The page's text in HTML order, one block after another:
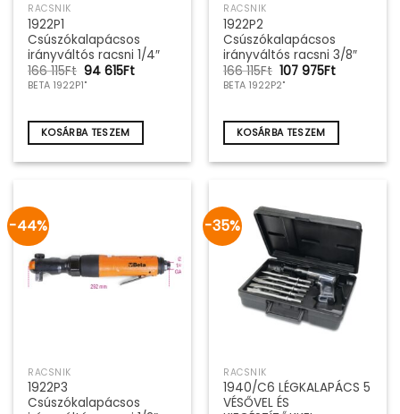
RACSNIK
1922P1
Csúszókalapácsos
irányváltós racsni 1/4″
166 115Ft Original
price
115Ft.
94 615FtCurrent
615Ft.
BETA 1922P1"
KOSÁRBA TESZEM
RACSNIK
1922P2
Csúszókalapácsos
irányváltós racsni 3/8″
166 115Ft Original
price
was:
115Ft.
107 975FtCurrent
975Ft.
BETA 1922P2"
KOSÁRBA TESZEM
-44%
RACSNIK
1922P3
Csúszókalapácsos
-35%
RACSNIK
1940/C6 LÉGKALAPÁCS 5
VÉSŐVEL ÉS